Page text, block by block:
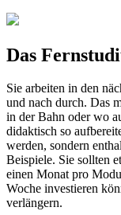
Das
Sie arbeiten in den
und nach durch. Das
in der Bahn oder wo
didaktisch so
werden, sondern
Beispiele. Sie sollten
einen Monat pro
Woche investieren
verlängern.